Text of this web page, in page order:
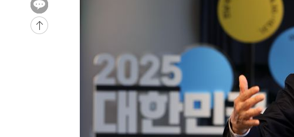
-27909초 전 >
[속보] 노원서 40.1도 관측…서울, 2018년 이후 첫 40도
-24999초 전 >
[속보]종합특검, '계엄 수용공간 확보' 신용해 前교정본부장 기소
외신들도 주목한 韓축구 파문…"국민적 공분에 수사 재개"
11시간 압수수색에 성접대 파문까지…'쑥대밭' 된 축구협회
[속보]규제합리화위원회 부위원장에 김태유 서울대 공대 교수…이
[속보]국힘 윤리위, '돌려차기 발언' 진종오·서범수 징계 절차 개시
[속보] 7월 중국 수출 23.9%↑ 수입 27.5%↑…무역총액
[속보]'채상병 순직 책임' 임성근, 항소심도 징역 3년